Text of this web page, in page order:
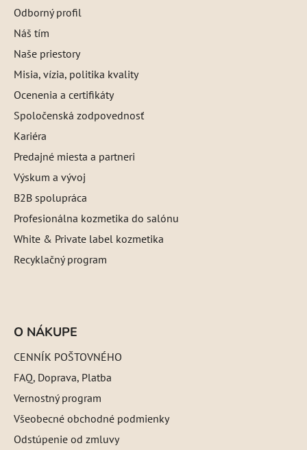
Odborný profil
Náš tím
Naše priestory
Misia, vízia, politika kvality
Ocenenia a certifikáty
Spoločenská zodpovednosť
Kariéra
Predajné miesta a partneri
Výskum a vývoj
B2B spolupráca
Profesionálna kozmetika do salónu
White & Private label kozmetika
Recyklačný program
O NÁKUPE
CENNÍK POŠTOVNÉHO
FAQ, Doprava, Platba
Vernostný program
Všeobecné obchodné podmienky
Odstúpenie od zmluvy